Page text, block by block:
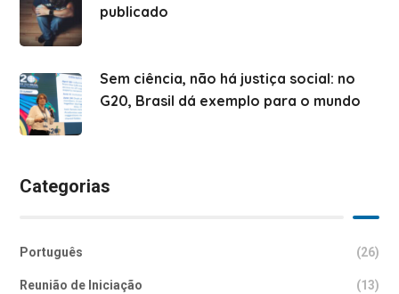
publicado
Sem ciência, não há justiça social: no
G20, Brasil dá exemplo para o mundo
Categorias
Português (26)
Reunião de Iniciação (13)